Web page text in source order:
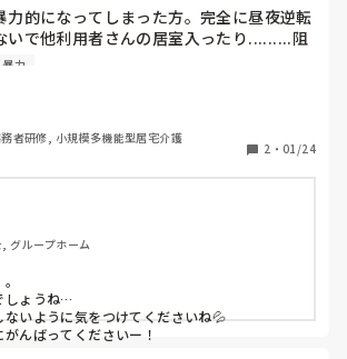
力的になってしまった方。完全に昼夜逆転
いで他利用者さんの居室入ったり.........阻
いとの報告を受けてからの夜勤。は
暴力
者研修, 小規模多機能型居宅介護
2 ・ 01/24
グループホーム
しょうね…
ないように気をつけてくださいね💦
んばってくださいー！